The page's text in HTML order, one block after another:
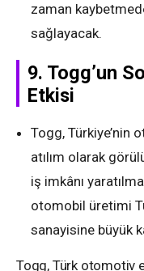
zaman
sağlayacak.
9. Togg’un
Etkisi
Togg, Türkiye’nin
atılım olarak
iş imkânı
otomobil üretimi
sanayisine büyük
Togg, Türk otomotiv